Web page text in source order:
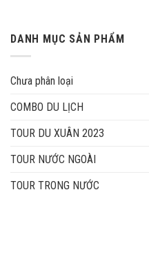
DANH MỤC SẢN PHẨM
Chưa phân loại
COMBO DU LỊCH
TOUR DU XUÂN 2023
TOUR NƯỚC NGOÀI
TOUR TRONG NƯỚC